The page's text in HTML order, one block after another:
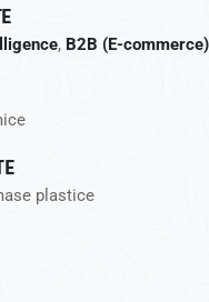
, B2B (E-commerce)
plastice